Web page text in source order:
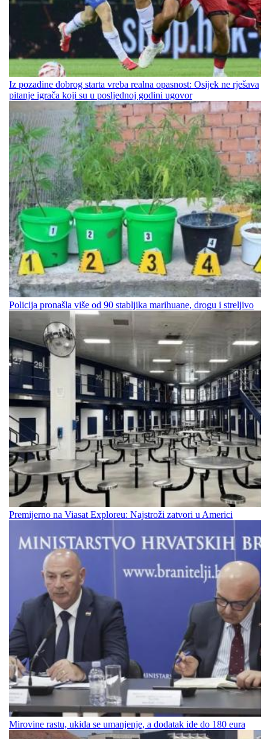
Iz pozadine dobrog starta vreba realna opasnost: Osijek ne rješava
pitanje igrača koji su u posljednoj godini ugovor
Policija pronašla više od 90 stabljika marihuane, drogu i streljivo
Premijerno na Viasat Exploreu: Najstroži zatvori u Americi
Mirovine rastu, ukida se umanjenje, a dodatak ide do 180 eura